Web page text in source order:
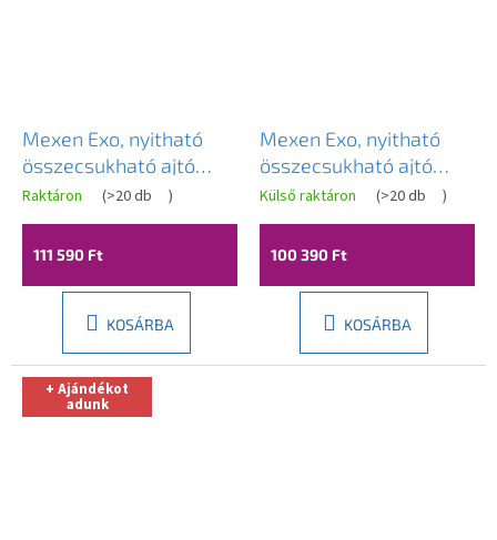
Mexen Exo, nyitható
összecsukható ajtó
95x200 cm, 6mm
átlátszó üveg, fekete
profil, 816-095-000-
Raktáron (>20 db )
111 590 Ft
KOSÁRBA
Mexen Exo, nyitható
összecsukható ajtó
75x200 cm, 6mm
átlátszó üveg, fekete
profil, 816-075-000-70-
Külső raktáron (>20 db )
100 390 Ft
KOSÁRBA
+ Ajándékot
adunk